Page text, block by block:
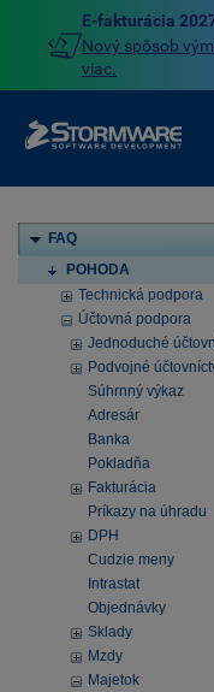
E-fakturácia
Nový spôsob
viac.
FAQ
POHODA
Technická podpora
Účtovná podpora
Jednoduché
Podvojné
Súhrnný výkaz
Adresár
Banka
Pokladňa
Fakturácia
Príkazy na úhradu
DPH
Cudzie meny
Intrastat
Objednávky
Sklady
Mzdy
Majetok